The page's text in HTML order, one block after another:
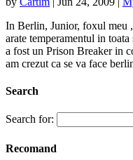
In Berlin, Junior, foxul meu ,
arate temperamentul in
a fost un Prison Breaker in
am crezut ca se va face
Search
Search for:
Recomand